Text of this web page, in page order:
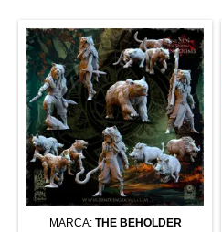
MARCA: THE BEHOLDER